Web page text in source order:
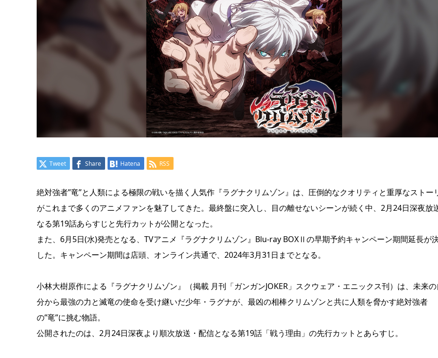
Tweet Share Hatena RSS
絶対強者”竜”と人類による極限の戦いを描く人気作『ラグナクリムゾン』は、圧倒的なクオリティと重厚なストー
がこれまで多くのアニメファンを魅了してきた。最終盤に突入し、目の離せないシーンが続く中、2月24日深夜放
なる第19話あらすじと先行カットが公開となった。
また、6月5日(水)発売となる、TVアニメ『ラグナクリムゾン』Blu-ray BOXⅡの早期予約キャンペーン期間延長が
した。キャンペーン期間は店頭、オンライン共通で、2024年3月31日までとなる。
小林大樹原作による『ラグナクリムゾン』（掲載 月刊「ガンガンJOKER」スクウェア・エニックス刊）は、未来
分から最強の力と滅竜の使命を受け継いだ少年・ラグナが、最凶の相棒クリムゾンと共に人類を脅かす絶対強者
の”竜”に挑む物語。
公開されたのは、2月24日深夜より順次放送・配信となる第19話「戦う理由」の先行カットとあらすじ。